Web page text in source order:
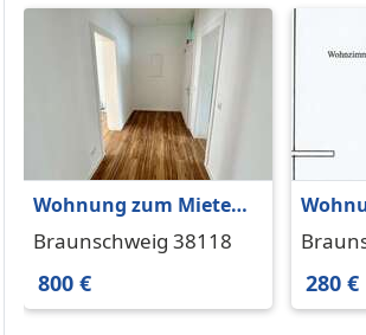
Wohnung zum Mieten
in Braunschweig 800 €
Braunschweig 38118
800 €
in
280 €